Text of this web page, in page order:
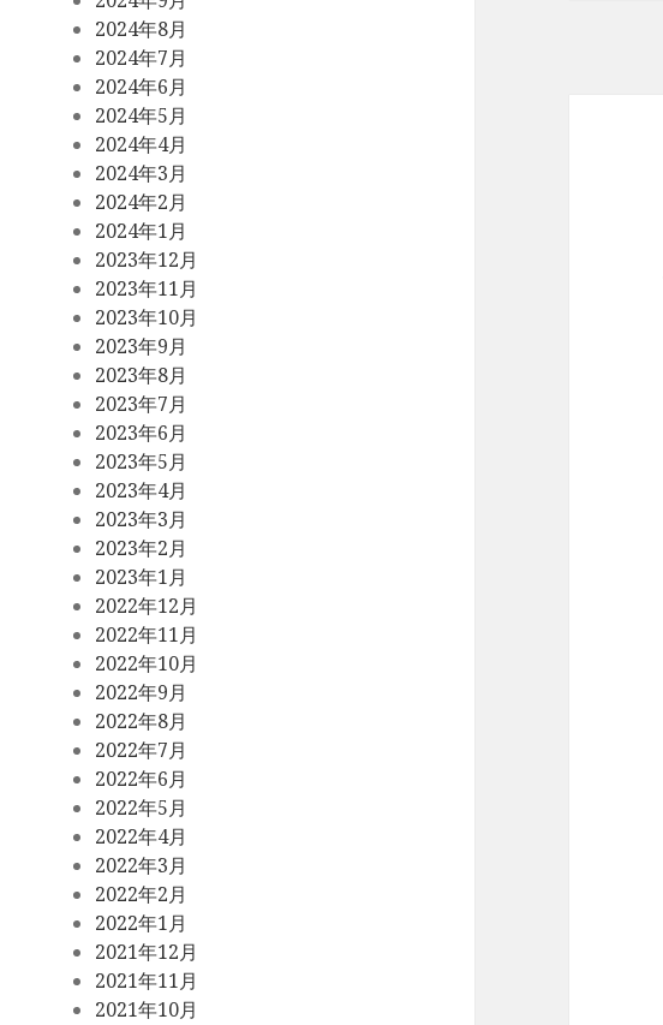
2024年8月
2024年7月
2024年6月
2024年5月
2024年4月
2024年3月
2024年2月
2024年1月
2023年12月
2023年11月
2023年10月
2023年9月
2023年8月
2023年7月
2023年6月
2023年5月
2023年4月
2023年3月
2023年2月
2023年1月
2022年12月
2022年11月
2022年10月
2022年9月
2022年8月
2022年7月
2022年6月
2022年5月
2022年4月
2022年3月
2022年2月
2022年1月
2021年12月
2021年11月
2021年10月